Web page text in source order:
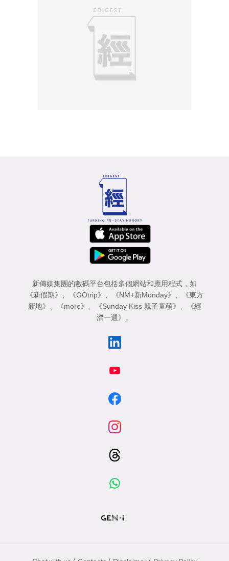
新傳媒集團的數碼平台包括多個網站和應用程式，如
《新假期》
《GOtrip》 《NM+新Monday》
《東方
新地》
《more》 《Sunday Kiss 親子童萌》
《經
濟一週》
。